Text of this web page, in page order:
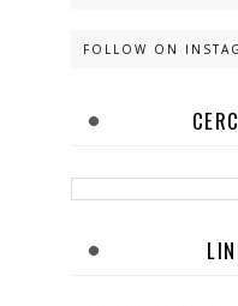
FOLLOW ON